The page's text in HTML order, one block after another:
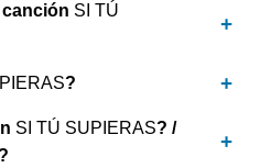
SI TÚ
?
SI TÚ SUPIERAS? /